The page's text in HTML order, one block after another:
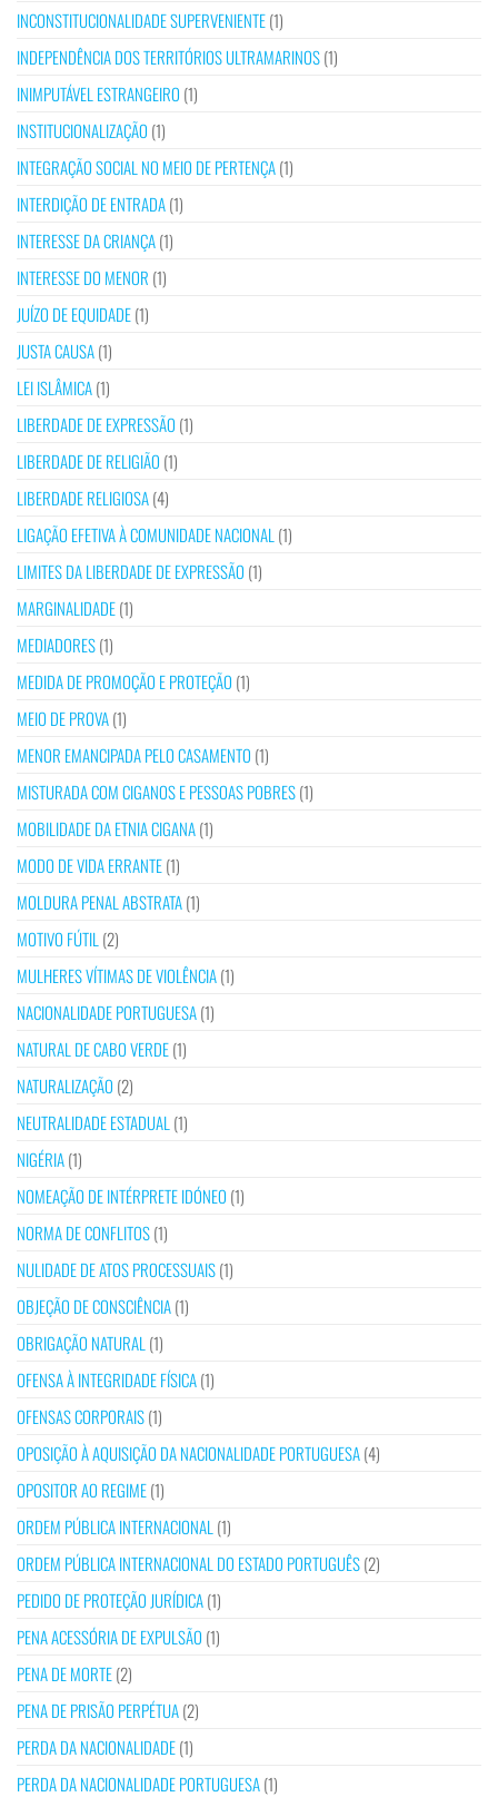
INCONSTITUCIONALIDADE SUPERVENIENTE(1)
INDEPENDÊNCIA DOS TERRITÓRIOS ULTRAMARINOS(1)
INIMPUTÁVEL ESTRANGEIRO (1)
INSTITUCIONALIZAÇÃO (1)
INTEGRAÇÃO SOCIAL NO MEIO DE PERTENÇA(1)
INTERDIÇÃO DE ENTRADA(1)
INTERESSE DA CRIANÇA(1)
INTERESSE DO MENOR (1)
JUÍZO DE EQUIDADE(1)
JUSTA CAUSA(1)
LEI ISLÂMICA(1)
LIBERDADE DE EXPRESSÃO (1)
LIBERDADE DE RELIGIÃO (1)
LIBERDADE RELIGIOSA(4)
LIGAÇÃO EFETIVA À COMUNIDADE NACIONAL (1)
LIMITES DA LIBERDADE DE EXPRESSÃO (1)
MARGINALIDADE(1)
MEDIADORES(1)
MEDIDA DE PROMOÇÃO E PROTEÇÃO (1)
MEIO DE PROVA(1)
MENOR EMANCIPADA PELO CASAMENTO (1)
MISTURADA COM CIGANOS E PESSOAS POBRES(1)
MOBILIDADE DA ETNIA CIGANA(1)
MODO DE VIDA ERRANTE(1)
MOLDURA PENAL ABSTRATA(1)
MOTIVO FÚTIL (2)
MULHERES VÍTIMAS DE VIOLÊNCIA(1)
NACIONALIDADE PORTUGUESA(1)
NATURAL DE CABO VERDE(1)
NATURALIZAÇÃO (2)
NEUTRALIDADE ESTADUAL (1)
NIGÉRIA(1)
NOMEAÇÃO DE INTÉRPRETE IDÓNEO (1)
NORMA DE CONFLITOS(1)
NULIDADE DE ATOS PROCESSUAIS(1)
OBJEÇÃO DE CONSCIÊNCIA(1)
OBRIGAÇÃO NATURAL (1)
OFENSA À INTEGRIDADE FÍSICA(1)
OFENSAS CORPORAIS(1)
OPOSIÇÃO À AQUISIÇÃO DA NACIONALIDADE PORTUGUESA(4)
OPOSITOR AO REGIME(1)
ORDEM PÚBLICA INTERNACIONAL (1)
ORDEM PÚBLICA INTERNACIONAL DO ESTADO PORTUGUÊS(2)
PEDIDO DE PROTEÇÃO JURÍDICA(1)
PENA ACESSÓRIA DE EXPULSÃO (1)
PENA DE MORTE(2)
PENA DE PRISÃO PERPÉTUA(2)
PERDA DA NACIONALIDADE(1)
PERDA DA NACIONALIDADE PORTUGUESA(1)